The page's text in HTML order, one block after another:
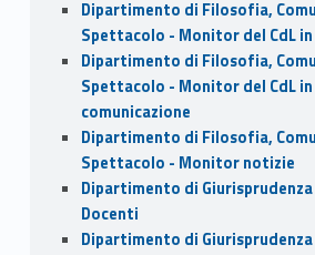
Dipartimento di Filosofia,
Spettacolo - Monitor del CdL
Dipartimento di Filosofia,
Spettacolo - Monitor del CdL
comunicazione
Dipartimento di Filosofia,
Spettacolo - Monitor notizie
Dipartimento di
Docenti
Dipartimento di